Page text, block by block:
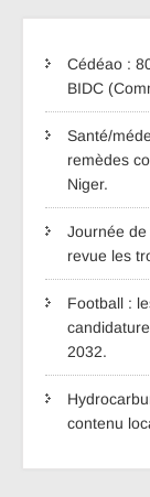
Cédéao :
BIDC
Santé/
remèdes
Niger.
Journée
revue les
Football :
2032.
contenu